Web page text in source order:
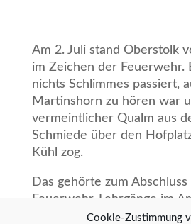
Cookie-Zustimmung
Am 2. Juli stand Oberstolk
im Zeichen der Feuerwehr.
nichts Schlimmes passiert,
Martinshorn zu hören war
vermeintlicher Qualm aus
Schmiede über den
Kühl zog.
Das gehörte zum
Feuerwehr-Lehrgänge im
begann am Paleg,brachte